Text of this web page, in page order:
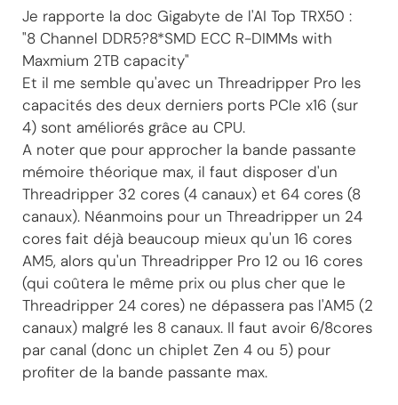
Je rapporte la doc Gigabyte de l'AI Top TRX50 :
"8 Channel DDR5?8*SMD ECC R-DIMMs with
Maxmium 2TB capacity"
Et il me semble qu'avec un Threadripper Pro les
capacités des deux derniers ports PCIe x16 (sur
4) sont améliorés grâce au CPU.
A noter que pour approcher la bande passante
mémoire théorique max, il faut disposer d'un
Threadripper 32 cores (4 canaux) et 64 cores (8
canaux). Néanmoins pour un Threadripper un 24
cores fait déjà beaucoup mieux qu'un 16 cores
AM5, alors qu'un Threadripper Pro 12 ou 16 cores
(qui coûtera le même prix ou plus cher que le
Threadripper 24 cores) ne dépassera pas l'AM5 (2
canaux) malgré les 8 canaux. Il faut avoir 6/8cores
par canal (donc un chiplet Zen 4 ou 5) pour
profiter de la bande passante max.